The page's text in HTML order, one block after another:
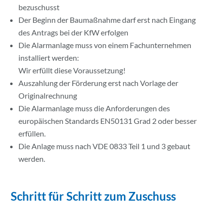
bezuschusst
Der Beginn der Baumaßnahme darf erst nach Eingang
des Antrags bei der KfW erfolgen
Die Alarmanlage muss von einem Fachunternehmen
installiert werden:
Wir erfüllt diese Voraussetzung!
Auszahlung der Förderung erst nach Vorlage der
Originalrechnung
Die Alarmanlage muss die Anforderungen des
europäischen Standards EN50131 Grad 2 oder besser
erfüllen.
Die Anlage muss nach VDE 0833 Teil 1 und 3 gebaut
werden.
Schritt für Schritt zum Zuschuss